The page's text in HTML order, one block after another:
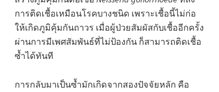
การติดเชื้อเหมือนโรคบางชนิด เพราะเชื้อนี้ไม่ก่อ
ให้เกิดภูมิคุ้มกันถาวร เมื่อผู้ป่วยสัมผัสกับเชื้ออีกครั้ง
ผ่านการมีเพศสัมพันธ์ที่ไม่ป้องกัน ก็สามารถติดเชื้อ
ซ้ำได้ทันที
การกลับมาเป็นซ้ำมักเกิดจากสองปัจจัยหลัก คือ